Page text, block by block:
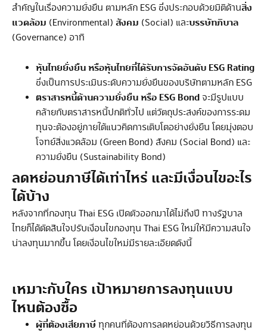
สำคัญในเรื่องความยั่งยืน ตามหลัก ESG ซึ่งประกอบด้วยมิติด้านสิ่ง
แวดล้อม (Environmental) สังคม (Social) และบรรษัทภิบาล
(Governance) อาทิ
หุ้นไทยยั่งยืน หรือหุ้นไทยที่ได้รับการจัดอันดับ ESG Rating
ซึ่งเป็นการประเมินระดับความยั่งยืนของบริษัทตามหลัก ESG
ตราสารหนี้ด้านความยั่งยืน หรือ ESG Bondจะมีรูปแบบ
คล้ายกับตราสารหนี้ปกติทั่วไป แต่วัตถุประสงค์ของการระดม
ทุนจะต้องอยู่ภายใต้แนวคิดการเติบโตอย่างยั่งยืน โดยมุ่งตอบ
โจทย์สิ่งแวดล้อม (Green Bond) สังคม (Social Bond) และ
ความยั่งยืน (Sustainability Bond)
ลดหย่อนภาษีได้เท่าไหร่ และมีเงื่อนไขอะไร
ได้บ้าง
หลังจากที่กองทุน Thai ESG เปิดตัวออกมาได้ไม่ถึงปี ทางรัฐบาล
ไทยก็ได้ตัดสินใจปรับเงื่อนไขกองทุน Thai ESG ใหม่ให้มีความสนใจ
น่าลงทุนมากขึ้น โดยเงื่อนไขใหม่มีรายละเอียดดังนี้
เหมาะกับใคร เป้าหมายการลงทุนแบบ
ไหนต้องซื้อ
ผู้ที่ต้องเสียภาษีทุกคนที่ต้องการลดหย่อนด้วยวิธีการลงทุน